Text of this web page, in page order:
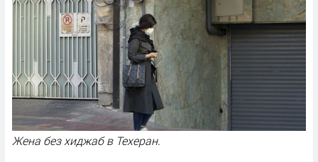
Жена без хиджаб в Техеран.